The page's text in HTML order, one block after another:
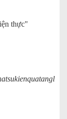
thực"